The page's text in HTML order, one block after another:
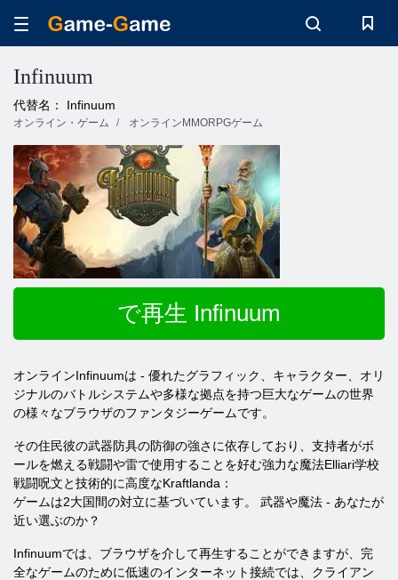
Infinuum
代替名： Infinuum
オンライン・ゲーム オンラインMMORPGゲーム
で再生 Infinuum
オンラインInfinuumは - 優れたグラフィック、キャラクター、オリ
ジナルのバトルシステムや多様な拠点を持つ巨大なゲームの世界
の様々なブラウザのファンタジーゲームです。
その住民彼の武器防具の防御の強さに依存しており、支持者がボ
ールを燃える戦闘や雷で使用することを好む強力な魔法Elliari学校
戦闘呪文と技術的に高度なKraftlanda：
ゲームは2大国間の対立に基づいています。 武器や魔法 - あなたが
近い選ぶのか？
Infinuumでは、ブラウザを介して再生することができますが、完
全なゲームのために低速のインターネット接続では、クライアン